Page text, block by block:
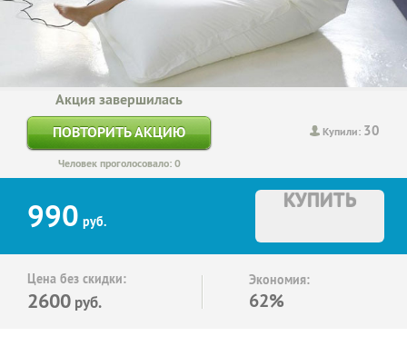
Купили: 30
Акция завершилась
ПОВТОРИТЬ АКЦИЮ
Человек проголосовало: 0
990 руб.
КУПИТЬ
Цена без скидки:
2600 руб.
Экономия:
62%